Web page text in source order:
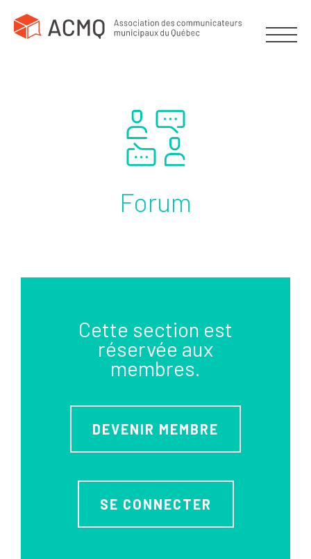
Forum
Cette section est
réservée aux
membres.
DEVENIR MEMBRE
SE CONNECTER